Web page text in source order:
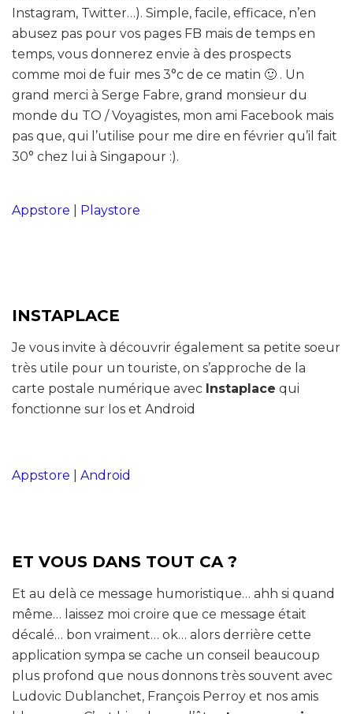
Instagram, Twitter…). Simple, facile, efficace, n’en
abusez pas pour vos pages FB mais de temps en
temps, vous donnerez envie à des prospects
comme moi de fuir mes 3°c de ce matin 🙂 . Un
grand merci à Serge Fabre, grand monsieur du
monde du TO / Voyagistes, mon ami Facebook mais
pas que, qui l’utilise pour me dire en février qu’il fait
30° chez lui à Singapour :).
Appstore Playstore
INSTAPLACE
Je vous invite à découvrir également sa petite soeur
très utile pour un touriste, on s’approche de la
carte postale numérique avec Instaplace qui
fonctionne sur Ios et Android
Appstore Android
ET VOUS DANS TOUT CA ?
Et au delà ce message humoristique… ahh si quand
même… laissez moi croire que ce message était
décalé… bon vraiment… ok… alors derrière cette
application sympa se cache un conseil beaucoup
plus profond que nous donnons très souvent avec
Ludovic Dublanchet, François Perroy et nos amis